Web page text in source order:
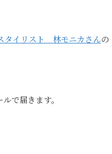
タイリスト 林モニカさんの
で届きます。